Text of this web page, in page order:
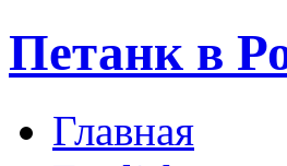
Петанк в
Главная